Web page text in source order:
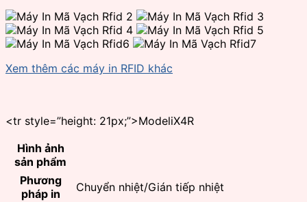
Xem thêm các máy in RFID khác
<tr style=”height: 21px;”>ModeliX4R
Hình ảnh
sản phẩm
Phương
pháp in
Chuyển nhiệt/Gián tiếp nhiệt